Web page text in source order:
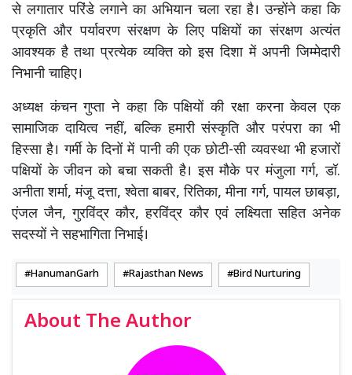
से लगातार परिंडे लगाने का अभियान चला रहा है। उन्होंने कहा कि
प्रकृति और पर्यावरण संरक्षण के लिए पक्षियों का संरक्षण अत्यंत
आवश्यक है तथा प्रत्येक व्यक्ति को इस दिशा में अपनी जिम्मेदारी
निभानी चाहिए।
अध्यक्ष कंचन गुप्ता ने कहा कि पक्षियों की रक्षा करना केवल एक
सामाजिक दायित्व नहीं, बल्कि हमारी संस्कृति और परंपरा का भी
हिस्सा है। गर्मी के दिनों में पानी की एक छोटी-सी व्यवस्था भी हजारों
पक्षियों के जीवन को बचा सकती है। इस मौके पर मंजुला गर्ग, डॉ.
अनीता शर्मा, मंजू दत्ता, श्वेता बाबर, रितिका, मीना गर्ग, पायल छाबड़ा,
एंजल जैन, गुरविंद्र कौर, हरविंद्र कौर एवं लक्ष्यिता सहित अनेक
सदस्यों ने सहभागिता निभाई।
HanumanGarh Rajasthan News Bird Nurturing
About The Author